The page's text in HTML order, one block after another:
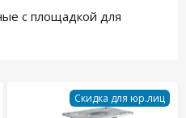
с площадкой для
Скидка для юр.лиц